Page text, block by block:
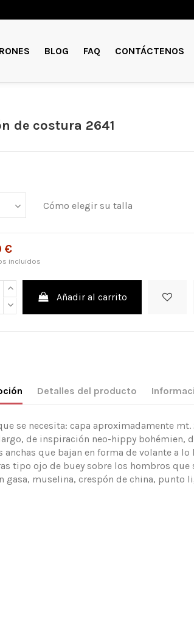
BLOG FAQ
CONTÁCTENOS
de costura 2641
Cómo elegir su talla
€
incluidos
Añadir al carrito
Detalles del producto
se necesita: capa aproximadamente mt.
de inspiración neo-hippy bohémien,
anchas que bajan en forma de volante a
tipo ojo de buey sobre los hombros que
gasa, muselina, crespón de china, punto